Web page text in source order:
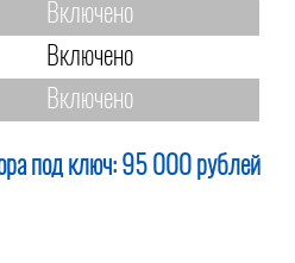
Включено
Включено
Включено
под ключ: 95 000 рублей